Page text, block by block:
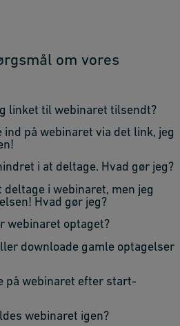
om vores
linket til webinaret tilsendt?
ind på webinaret via det link, jeg
i at deltage. Hvad gør jeg?
i webinaret, men jeg
Hvad gør jeg?
webinaret optaget?
downloade gamle optagelser
på webinaret efter start-
webinaret igen?